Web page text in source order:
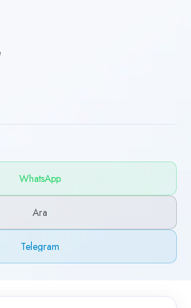
Konya'da çalışacak; disiplinli ve
WhatsApp
Ara
Telegram